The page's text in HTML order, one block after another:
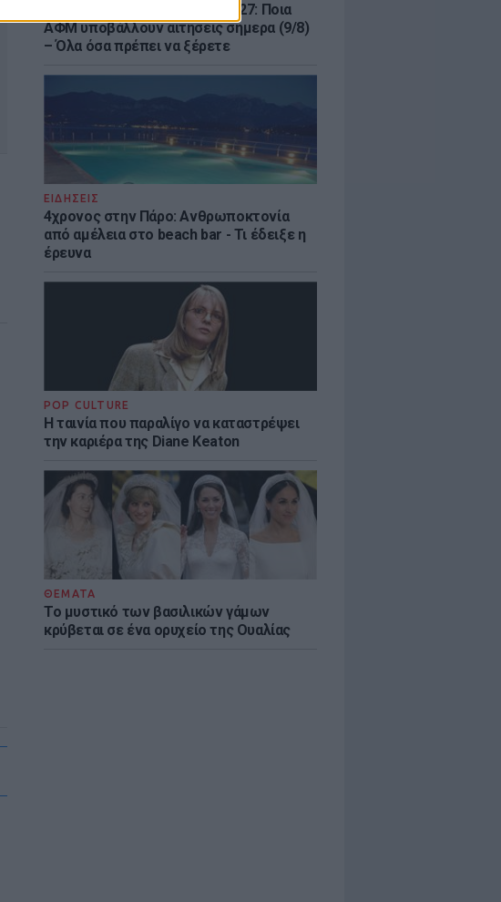
Τουρισμός για Όλους 2026-2027: Ποια
ΑΦΜ υποβάλλουν αιτήσεις σήμερα (9/8)
– Όλα όσα πρέπει να ξέρετε
ΕΙΔΗΣΕΙΣ
4χρονος στην Πάρο: Ανθρωποκτονία
από αμέλεια στο beach bar - Τι έδειξε η
έρευνα
POP CULTURE
Η ταινία που παραλίγο να καταστρέψει
την καριέρα της Diane Keaton
ΘΕΜΑΤΑ
Το μυστικό των βασιλικών γάμων
κρύβεται σε ένα ορυχείο της Ουαλίας